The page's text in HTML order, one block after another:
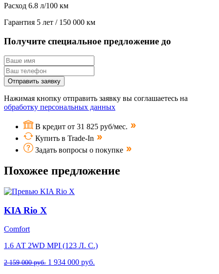
Расход 6.8 л/100 км
Гарантия 5 лет / 150 000 км
Получите специальное предложение до
Отправить заявку
Нажимая кнопку отправить заявку вы соглашаетесь на
обработку персональных данных
В кредит от 31 825 руб/мес.
Купить в Trade-In
Задать вопросы о покупке
Похожее предложение
KIA Rio X
Comfort
1.6 АТ 2WD MPI (123 Л. C.)
2 159 000 руб. 1 934 000 руб.